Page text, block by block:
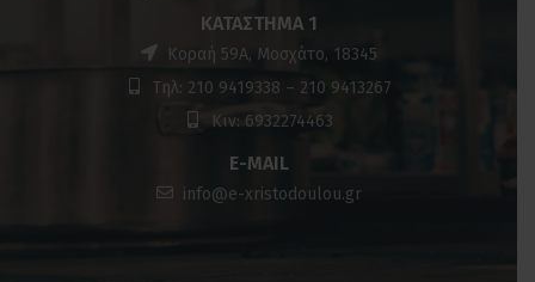
ΚΑΤΆΣΤΗΜΑ 1
Κοραή 59Α, Μοσχάτο, 18345
Τηλ: 210 9419338 – 210 9413267
Κιν: 6932274463
E-MAIL
info@e-xristodoulou.gr